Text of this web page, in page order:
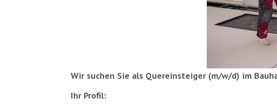
Wir suchen Sie als Quereinsteiger (m/w/d) im
Ihr Profil: